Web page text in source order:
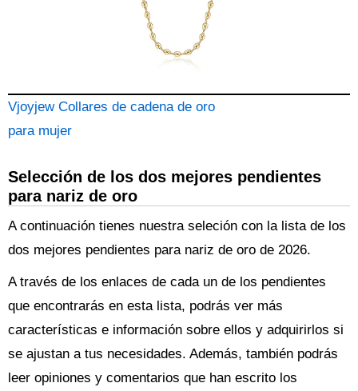
Vjoyjew Collares de cadena de oro
para mujer
Selección de los dos mejores pendientes
para nariz de oro
A continuación tienes nuestra seleción con la lista de los
dos mejores pendientes para nariz de oro de 2026.
A través de los enlaces de cada un de los pendientes
que encontrarás en esta lista, podrás ver más
características e información sobre ellos y adquirirlos si
se ajustan a tus necesidades. Además, también podrás
leer opiniones y comentarios que han escrito los